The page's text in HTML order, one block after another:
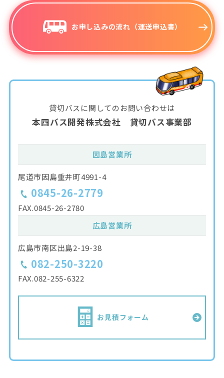
お申し込みの流れ（運送申込書）
貸切バスに関してのお問い合わせは
本四バス開発株式会社 貸切バス事業部
因島営業所
尾道市因島重井町4991-4
0845-26-2779
FAX.0845-26-2780
広島営業所
広島市南区出島2-19-38
082-250-3220
FAX.082-255-6322
お見積フォーム